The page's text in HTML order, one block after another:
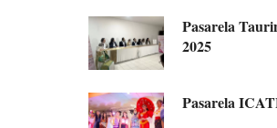
Pasarela
2025
Pasarela